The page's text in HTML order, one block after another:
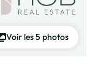
Voir les 5 photos